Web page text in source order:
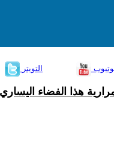
التويتر
هذا الفضاء اليساري